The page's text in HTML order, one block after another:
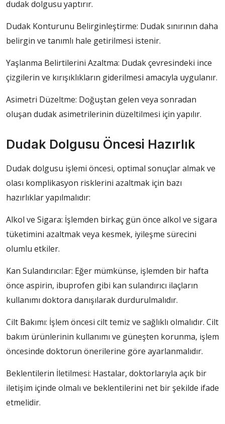
dudak dolgusu yaptırır.
Dudak Konturunu Belirginleştirme: Dudak sınırının daha
belirgin ve tanımlı hale getirilmesi istenir.
Yaşlanma Belirtilerini Azaltma: Dudak çevresindeki ince
çizgilerin ve kırışıklıkların giderilmesi amacıyla uygulanır.
Asimetri Düzeltme: Doğuştan gelen veya sonradan
oluşan dudak asimetrilerinin düzeltilmesi için yapılır.
Dudak Dolgusu Öncesi Hazırlık
Dudak dolgusu işlemi öncesi, optimal sonuçlar almak ve
olası komplikasyon risklerini azaltmak için bazı
hazırlıklar yapılmalıdır:
Alkol ve Sigara: İşlemden birkaç gün önce alkol ve sigara
tüketimini azaltmak veya kesmek, iyileşme sürecini
olumlu etkiler.
Kan Sulandırıcılar: Eğer mümkünse, işlemden bir hafta
önce aspirin, ibuprofen gibi kan sulandırıcı ilaçların
kullanımı doktora danışılarak durdurulmalıdır.
Cilt Bakımı: İşlem öncesi cilt temiz ve sağlıklı olmalıdır. Cilt
bakım ürünlerinin kullanımı ve güneşten korunma, işlem
öncesinde doktorun önerilerine göre ayarlanmalıdır.
Beklentilerin İletilmesi: Hastalar, doktorlarıyla açık bir
iletişim içinde olmalı ve beklentilerini net bir şekilde ifade
etmelidir.